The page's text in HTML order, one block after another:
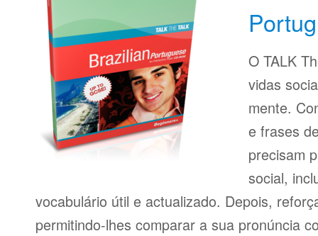
O TALK
vidas
mente.
e frases
precisam
social,
vocabulário útil e actualizado. Depois,
permitindo-lhes comparar a sua pronúncia